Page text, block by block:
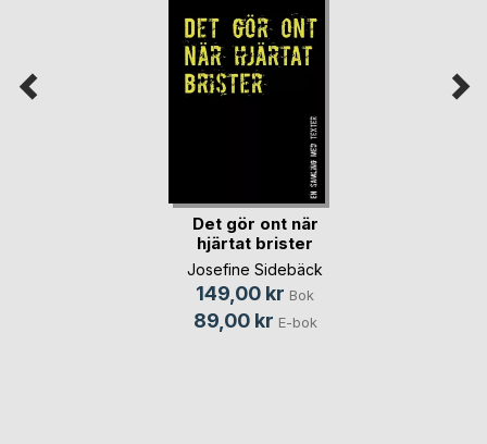
Det gör ont när
hjärtat brister
Josefine Sidebäck
149,00 kr Bok
89,00 kr E-bok